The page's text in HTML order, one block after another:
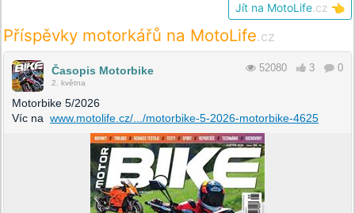
Jít na MotoLife .cz 👈
Příspěvky motorkářů na MotoLife.cz
Časopis Motorbike
2. května
52080 3 0
Motorbike 5/2026
Víc na www.motolife.cz/.../motorbike-5-2026-motorbike-4625